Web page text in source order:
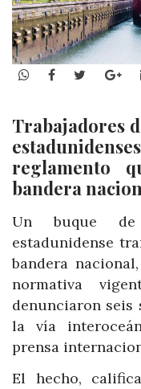
WhatsApp
Facebook
Twitter
Trabajadores
reglamento
bandera
Un buque de
estadunidense
bandera
normativa
denunciaron seis
la vía
prensa
El hecho,